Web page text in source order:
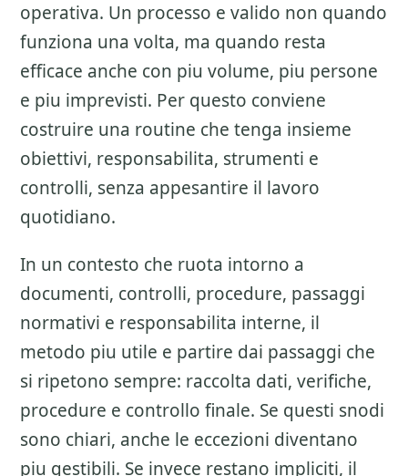
operativa. Un processo e valido non quando
funziona una volta, ma quando resta
efficace anche con piu volume, piu persone
e piu imprevisti. Per questo conviene
costruire una routine che tenga insieme
obiettivi, responsabilita, strumenti e
controlli, senza appesantire il lavoro
quotidiano.
In un contesto che ruota intorno a
documenti, controlli, procedure, passaggi
normativi e responsabilita interne, il
metodo piu utile e partire dai passaggi che
si ripetono sempre: raccolta dati, verifiche,
procedure e controllo finale. Se questi snodi
sono chiari, anche le eccezioni diventano
piu gestibili. Se invece restano impliciti, il